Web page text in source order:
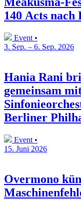
140 Acts nach
Event •
3. Sep. – 6. Sep. 2026
Hania Rani
gemeinsam
Berliner
Event •
15. Juni 2026
Overmono